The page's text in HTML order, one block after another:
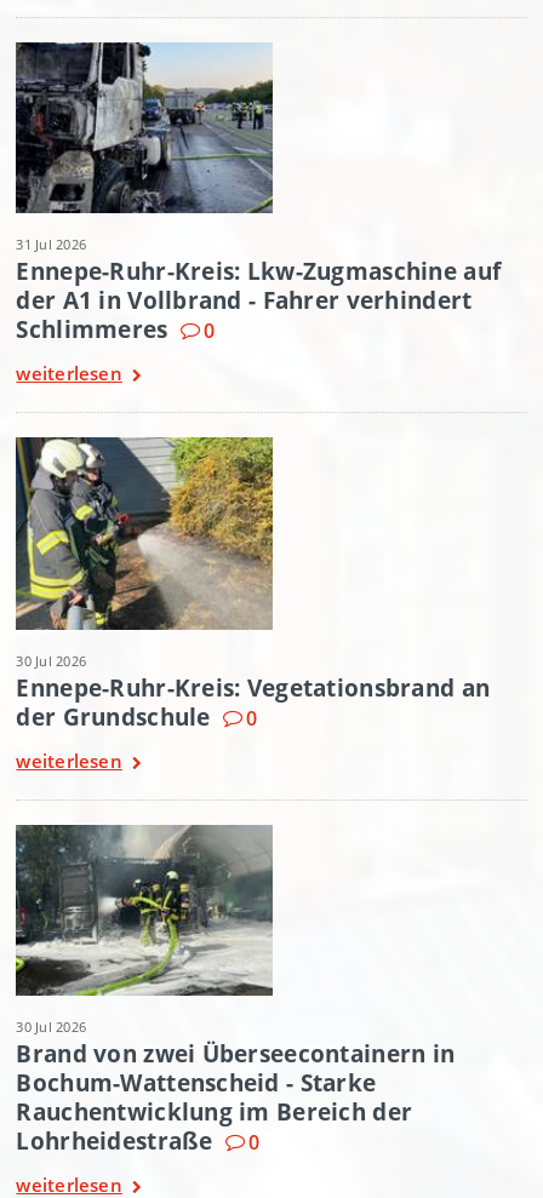
31 Jul 2026
Ennepe-Ruhr-Kreis: Lkw-Zugmaschine auf
der A1 in Vollbrand - Fahrer verhindert
Schlimmeres
0
weiterlesen
30 Jul 2026
Ennepe-Ruhr-Kreis: Vegetationsbrand an
der Grundschule
0
weiterlesen
30 Jul 2026
Brand von zwei Überseecontainern in
Bochum-Wattenscheid - Starke
Rauchentwicklung im Bereich der
Lohrheidestraße
0
weiterlesen